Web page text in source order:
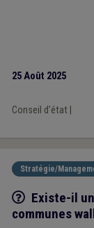
25 Août 2025
Conseil d'état|
Stratégie/
Q/R
Existe-il
communes